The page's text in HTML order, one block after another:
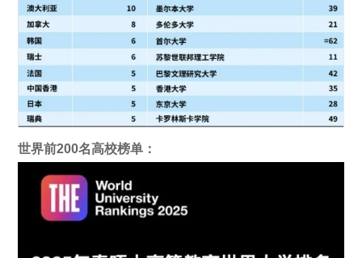
世界前200名高校榜单：